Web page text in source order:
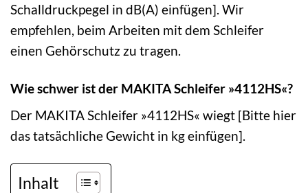
Schalldruckpegel in dB(A) einfügen]. Wir
empfehlen, beim Arbeiten mit dem Schleifer
einen Gehörschutz zu tragen.
Wie schwer ist der MAKITA Schleifer »4112HS«?
Der MAKITA Schleifer »4112HS« wiegt [Bitte hier
das tatsächliche Gewicht in kg einfügen].
Inhalt